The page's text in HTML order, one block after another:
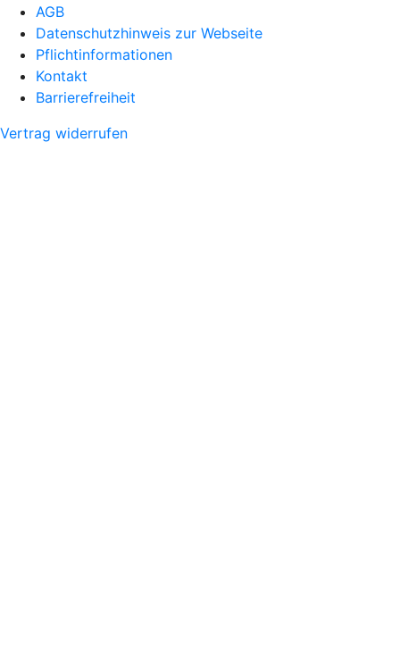
AGB
Datenschutzhinweis zur Webseite
Pflichtinformationen
Kontakt
Barrierefreiheit
Vertrag widerrufen